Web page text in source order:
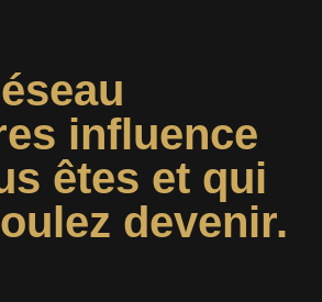
influence
êtes et qui
devenir.